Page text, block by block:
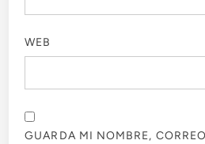
WEB
GUARDA MI NOMBRE,